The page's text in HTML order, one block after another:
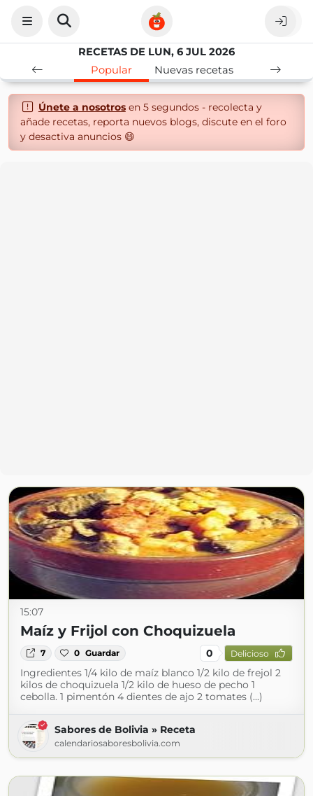
RECETAS DE LUN, 6 JUL 2026
Popular
Nuevas recetas
Únete a nosotrosen 5 segundos - recolecta y
añade recetas, reporta nuevos blogs, discute en el foro
y desactiva anuncios 😄
15:07
Maíz y Frijol con Choquizuela
7 0 Guardar 0 Delicioso
Ingredientes 1/4 kilo de maíz blanco 1/2 kilo de frejol 2
kilos de choquizuela 1/2 kilo de hueso de pecho 1
cebolla. 1 pimentón 4 dientes de ajo 2 tomates (...)
Sabores de Bolivia » Receta
calendariosaboresbolivia.com